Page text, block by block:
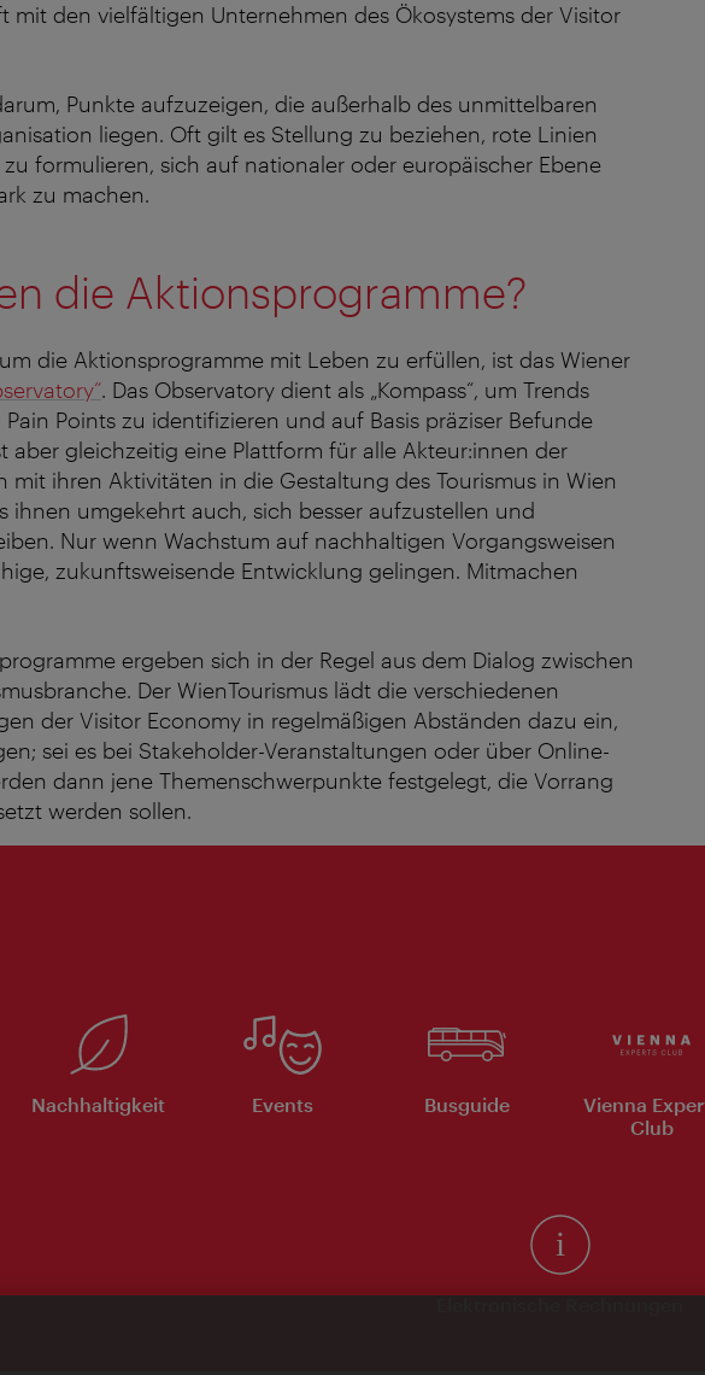
mit den vielfältigen Unternehmen des Ökosystems der Visitor
Punkte aufzuzeigen, die außerhalb des unmittelbaren
liegen. Oft gilt es Stellung zu beziehen, rote Linien
formulieren, sich auf nationaler oder europäischer Ebene
zu machen.
die Aktionsprogramme?
die Aktionsprogramme mit Leben zu erfüllen, ist das Wiener
. Das Observatory dient als „Kompass“, um Trends
Points zu identifizieren und auf Basis präziser Befunde
aber gleichzeitig eine Plattform für alle Akteur:innen der
mit ihren Aktivitäten in die Gestaltung des Tourismus in Wien
ihnen umgekehrt auch, sich besser aufzustellen und
Nur wenn Wachstum auf nachhaltigen Vorgangsweisen
zukunftsweisende Entwicklung gelingen. Mitmachen
ergeben sich in der Regel aus dem Dialog zwischen
Der WienTourismus lädt die verschiedenen
der Visitor Economy in regelmäßigen Abständen dazu ein,
sei es bei Stakeholder-Veranstaltungen oder über Online-
dann jene Themenschwerpunkte festgelegt, die Vorrang
werden sollen.
Nachhaltigkeit Events Busguide
Vienna
Club